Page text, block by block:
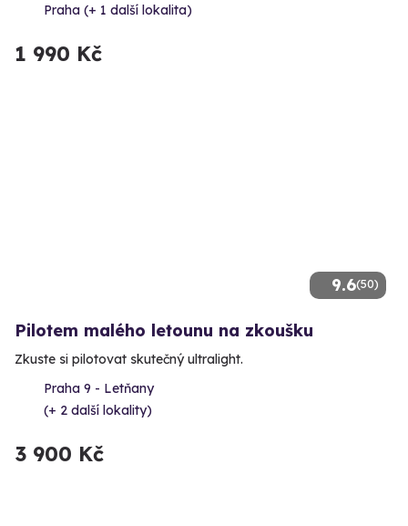
Praha (+ 1 další lokalita)
1 990 Kč
9.6(50)
Pilotem malého letounu na zkoušku
Zkuste si pilotovat skutečný ultralight.
Praha 9 - Letňany
(+ 2 další lokality)
3 900 Kč